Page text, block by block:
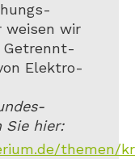
weisen wir
Getrennt-
Elektro-
Sie hier: